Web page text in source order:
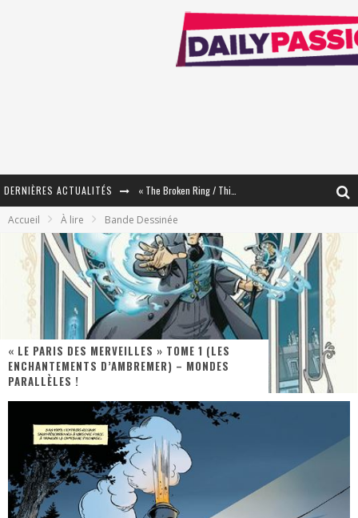
DERNIÈRES ACTUALITÉS
Star Fox
PsyRiver 2026 : la magie revient sur les rives de l’Aar
« MOFUSAND / Parler Japonais » – Des Expressions Pratiques !
« Le Vent dand les Saules » - Une Belle Histoire !
« WOLF-MAN / Integrale Tomes 1 et 2 » - Cruelle Vengeance !
Accueil À lire Bande Dessinée
« LE PARIS DES MERVEILLES » TOME 1 (LES
ENCHANTEMENTS D’AMBREMER) – MONDES
PARALLÈLES !